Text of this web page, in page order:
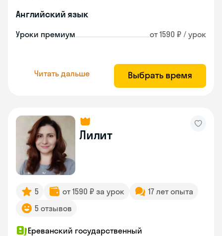
Английский язык
Уроки премиум от 1590 ₽ / урок
Читать дальше Выбрать время
Лилит
5 от 1590 ₽ за урок
17 лет опыта
5 отзывов
Ереванский государственный